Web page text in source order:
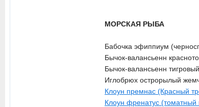
МОРСКАЯ РЫБА
Бабочка эфиппиум
Бычок-валансьенн
Бычок-валансьенн
Иглобрюх острорылый
Клоун премнас (Красный
Клоун френатус (томатный